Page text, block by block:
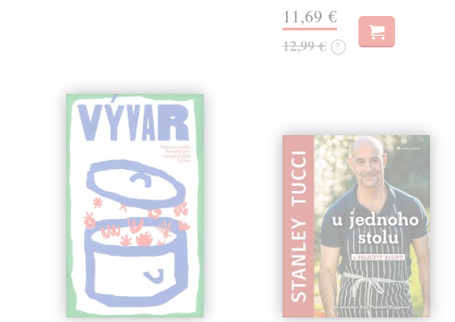
11,69 €
12,99 € ?